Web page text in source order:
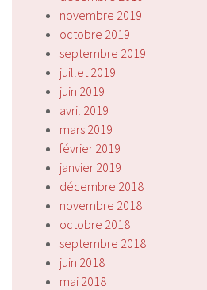
novembre 2019
octobre 2019
septembre 2019
juillet 2019
juin 2019
avril 2019
mars 2019
février 2019
janvier 2019
décembre 2018
novembre 2018
octobre 2018
septembre 2018
juin 2018
mai 2018